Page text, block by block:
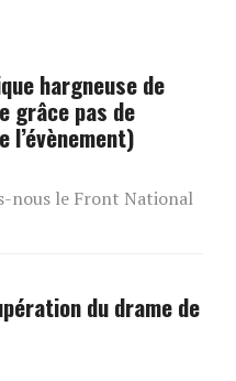
hargneuse de
grâce pas de
l’évènement)
nous le Front National
du drame de